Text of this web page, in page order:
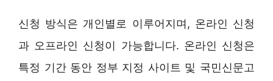
신청 방식은 개인별로 이루어지며, 온라인 신청
과 오프라인 신청이 가능합니다. 온라인 신청은
특정 기간 동안 정부 지정 사이트 및 국민신문고